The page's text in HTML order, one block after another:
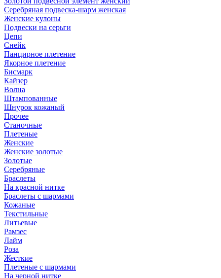
Серебряная подвеска-шарм женская
Женские кулоны
Подвески на серьги
Цепи
Снейк
Панцирное плетение
Якорное плетение
Бисмарк
Кайзер
Волна
Штампованные
Шнурок кожаный
Прочее
Станочные
Плетеные
Женские
Женские золотые
Золотые
Серебряные
Браслеты
На красной нитке
Браслеты с шармами
Кожаные
Текстильные
Литьевые
Рамзес
Лайм
Роза
Жесткие
Плетеные с шармами
На черной нитке